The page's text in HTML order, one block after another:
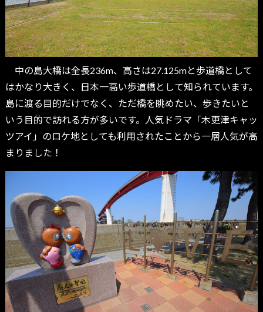
中の島大橋は全長236m、高さは27.125mと歩道橋として
はかなり大きく、日本一高い歩道橋として知られています。
島に渡る目的だけでなく、ただ橋を眺めたい、歩きたいと
いう目的で訪れる方が多いです。人気ドラマ「木更津キャッ
ツアイ」のロケ地としても利用されたことから一層人気が高
まりました！